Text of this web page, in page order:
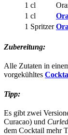
1 cl
1 cl
1 Spritzer
Zubereitung:
Alle Zutaten in
vorgekühltes
Tipp:
Es gibt zwei
Curacao) und Curled
dem Cocktail mehr